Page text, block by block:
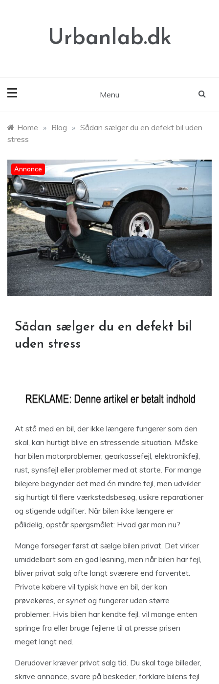
Urbanlab.dk
Menu
Home » Blog » Sådan sælger du en defekt bil uden
stress
Annonce
Sådan sælger du en defekt bil
uden stress
At stå med en bil, der ikke længere fungerer som den
skal, kan hurtigt blive en stressende situation. Måske
har bilen motorproblemer, gearkassefejl, elektronikfejl,
rust, synsfejl eller problemer med at starte. For mange
bilejere begynder det med én mindre fejl, men udvikler
sig hurtigt til flere værkstedsbesøg, usikre reparationer
og stigende udgifter. Når bilen ikke længere er
pålidelig, opstår spørgsmålet: Hvad gør man nu?
Mange forsøger først at sælge bilen privat. Det virker
umiddelbart som en god løsning, men når bilen har fejl,
bliver privat salg ofte langt sværere end forventet.
Private købere vil typisk have en bil, der kan
prøvekøres, er synet og fungerer uden større
problemer. Hvis bilen har kendte fejl, vil mange enten
springe fra eller bruge fejlene til at presse prisen
meget langt ned.
Derudover kræver privat salg tid. Du skal tage billeder,
skrive annonce, svare på beskeder, forklare bilens fejl